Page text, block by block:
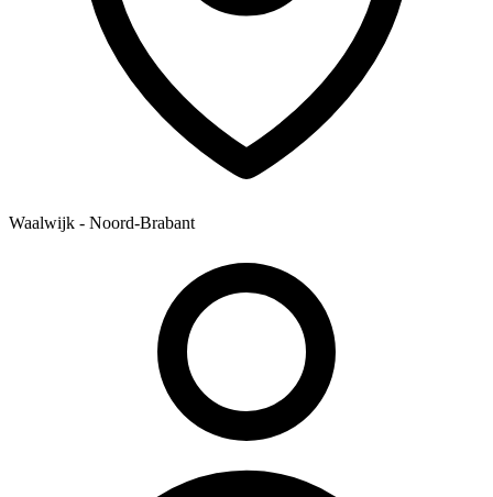
Waalwijk - Noord-Brabant